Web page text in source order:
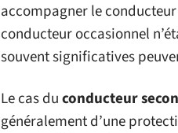
accompagner le
conducteur occasionnel
souvent significatives
Le cas duconducteur
généralement d’une